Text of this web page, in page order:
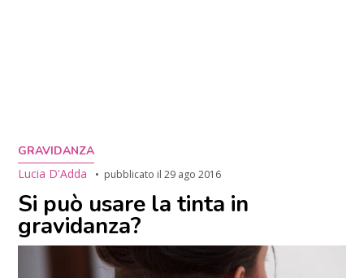
GRAVIDANZA
Lucia D'Adda
pubblicato il29 ago 2016
Si può usare la tinta in
gravidanza?